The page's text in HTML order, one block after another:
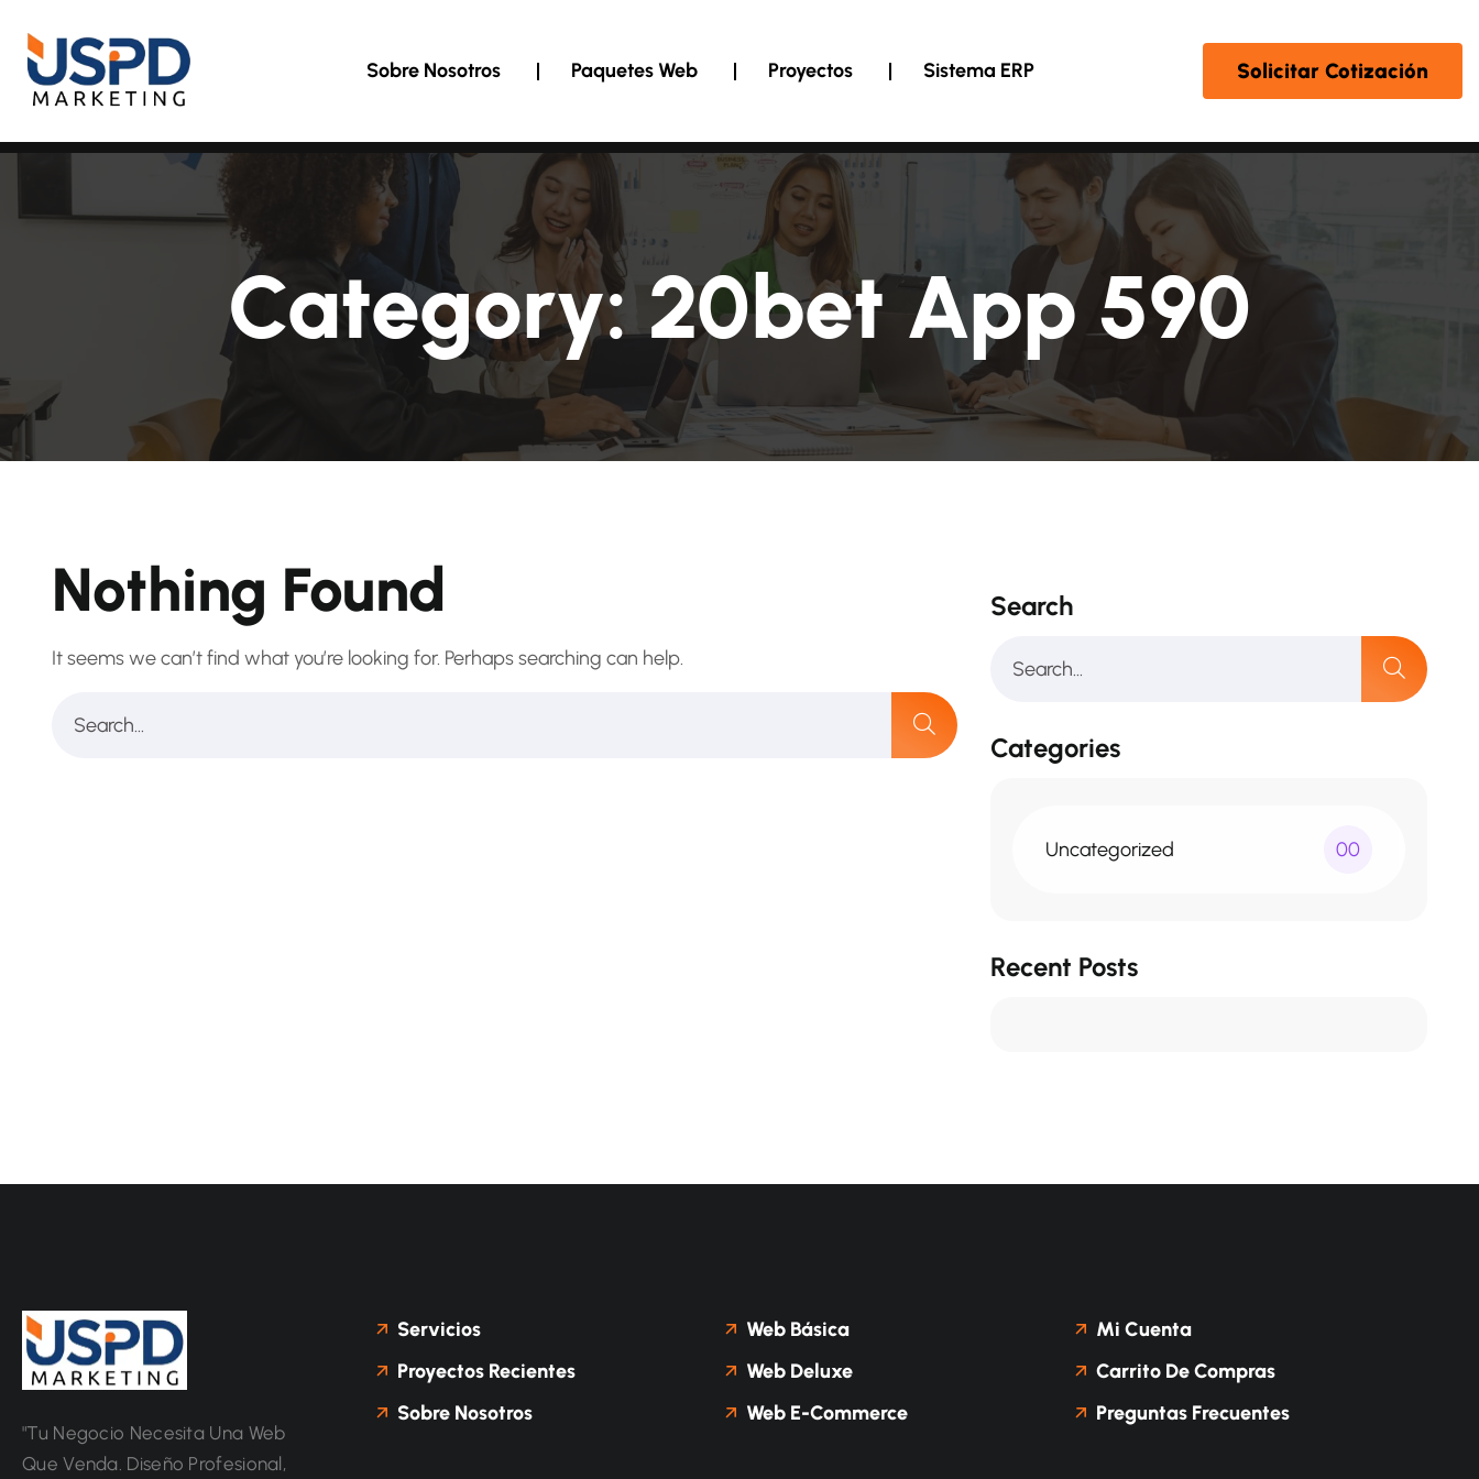
Sobre Nosotros Paquetes Web Proyectos Sistema ERP Solicitar Cotización
Category:20bet App 590
Nothing Found
It seems we can’t find what you’re looking for. Perhaps searching can help.
Search
Categories
Uncategorized 00
Recent Posts
"Tu Negocio Necesita Una Web
Que Venda. Diseño Profesional,
Servicios
Proyectos Recientes
Sobre Nosotros
Web Básica
Web Deluxe
Web E-Commerce
Mi Cuenta
Carrito De Compras
Preguntas Frecuentes